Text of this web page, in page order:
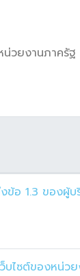
น่วยงานภาครัฐ
ข้อ 1.3 ของผู้
บไซต์ของหน่ว